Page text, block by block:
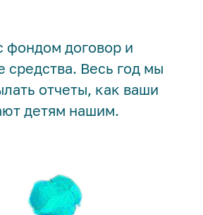
фондом договор и
средства. Весь год мы
отчеты, как ваши
детям нашим.